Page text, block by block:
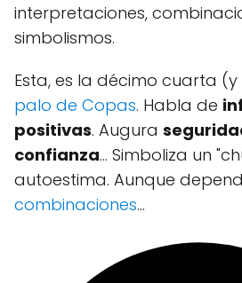
interpretaciones,
simbolismos.
Esta, es la décimo cuarta
palo de Copas. Habla de
positivas. Augura
confianza... Simboliza un
autoestima. Aunque
combinaciones...